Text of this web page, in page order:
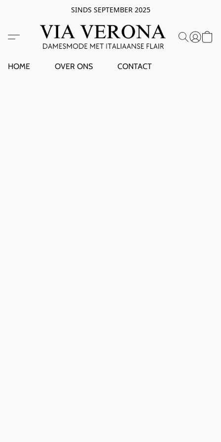
SINDS SEPTEMBER 2025
HOME OVER ONS CONTACT